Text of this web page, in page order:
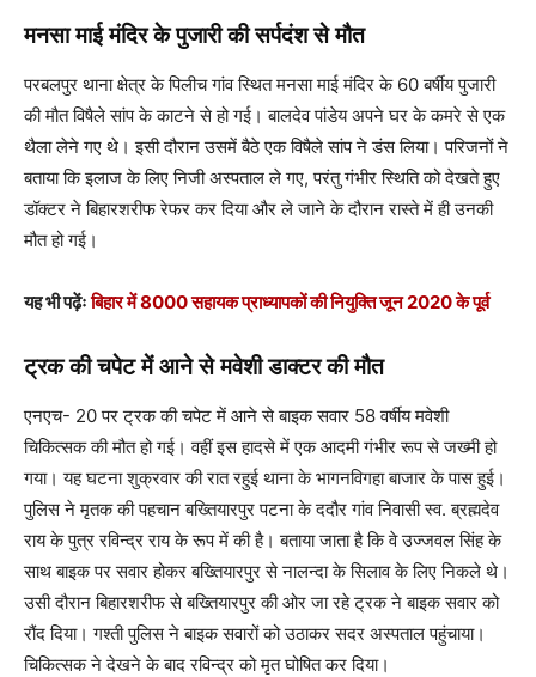
मनसा माई मंदिर के पुजारी की सर्पदंश से मौत
परबलपुर थाना क्षेत्र के पिलीच गांव स्थित मनसा माई मंदिर के 60 बर्षीय पुजारी
की मौत विषैले सांप के काटने से हो गई। बालदेव पांडेय अपने घर के कमरे से एक
थैला लेने गए थे। इसी दौरान उसमें बैठे एक विषैले सांप ने डंस लिया। परिजनों ने
बताया कि इलाज के लिए निजी अस्पताल ले गए, परंतु गंभीर स्थिति को देखते हुए
डॉक्टर ने बिहारशरीफ रेफर कर दिया और ले जाने के दौरान रास्ते में ही उनकी
मौत हो गई।
यह भी पढ़ेंःबिहार में 8000 सहायक प्राध्यापकों की नियुक्ति जून 2020 के पूर्व
ट्रक की चपेट में आने से मवेशी डाक्टर की मौत
एनएच- 20 पर ट्रक की चपेट में आने से बाइक सवार 58 वर्षीय मवेशी
चिकित्सक की मौत हो गई। वहीं इस हादसे में एक आदमी गंभीर रूप से जख्मी हो
गया। यह घटना शुक्रवार की रात रहुई थाना के भागनविगहा बाजार के पास हुई।
पुलिस ने मृतक की पहचान बख्तियारपुर पटना के ददौर गांव निवासी स्व. ब्रह्मदेव
राय के पुत्र रविन्द्र राय के रूप में की है। बताया जाता है कि वे उज्जवल सिंह के
साथ बाइक पर सवार होकर बख्तियारपुर से नालन्दा के सिलाव के लिए निकले थे।
उसी दौरान बिहारशरीफ से बख्तियारपुर की ओर जा रहे ट्रक ने बाइक सवार को
रौंद दिया। गश्ती पुलिस ने बाइक सवारों को उठाकर सदर अस्पताल पहुंचाया।
चिकित्सक ने देखने के बाद रविन्द्र को मृत घोषित कर दिया।